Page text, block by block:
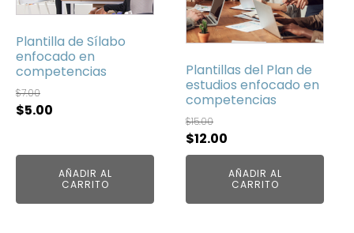
Plantilla de Sílabo
enfocado en
competencias
$7.00
El
$5.00
es:
$5.00.
AÑADIR AL
CARRITO
Plantillas del Plan de
estudios enfocado en
competencias
$15.00
El
precio
original
era:
$12.00
precio
actual
AÑADIR AL
CARRITO